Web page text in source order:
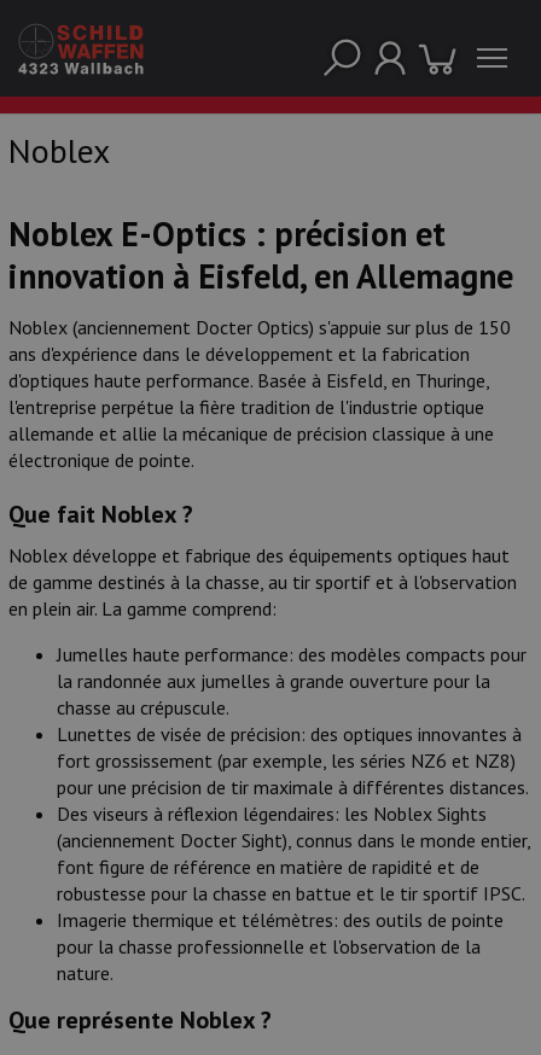
Noblex
Noblex E-Optics : précision et
innovation à Eisfeld, en Allemagne
Noblex (anciennement Docter Optics) s'appuie sur plus de 150
ans d'expérience dans le développement et la fabrication
d'optiques haute performance. Basée à Eisfeld, en Thuringe,
l'entreprise perpétue la fière tradition de l'industrie optique
allemande et allie la mécanique de précision classique à une
électronique de pointe.
Que fait Noblex ?
Noblex développe et fabrique des équipements optiques haut
de gamme destinés à la chasse, au tir sportif et à l'observation
en plein air. La gamme comprend:
Jumelles haute performance: des modèles compacts pour
la randonnée aux jumelles à grande ouverture pour la
chasse au crépuscule.
Lunettes de visée de précision: des optiques innovantes à
fort grossissement (par exemple, les séries NZ6 et NZ8)
pour une précision de tir maximale à différentes distances.
Des viseurs à réflexion légendaires: les Noblex Sights
(anciennement Docter Sight), connus dans le monde entier,
font figure de référence en matière de rapidité et de
robustesse pour la chasse en battue et le tir sportif IPSC.
Imagerie thermique et télémètres: des outils de pointe
pour la chasse professionnelle et l'observation de la
nature.
Que représente Noblex ?
NOS CATÉGORIES PRINCIPALES
Munitions
Armes
Lampes et accessoires